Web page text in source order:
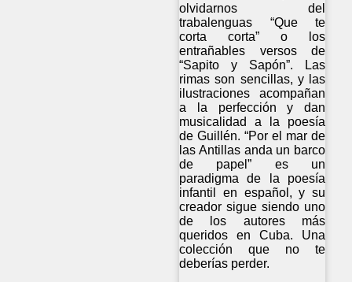
olvidarnos del
trabalenguas “Que te
corta corta” o los
entrañables versos de
“Sapito y Sapón”. Las
rimas son sencillas, y las
ilustraciones acompañan
a la perfección y dan
musicalidad a la poesía
de Guillén. “Por el mar de
las Antillas anda un barco
de papel” es un
paradigma de la poesía
infantil en español, y su
creador sigue siendo uno
de los autores más
queridos en Cuba. Una
colección que no te
deberías perder.